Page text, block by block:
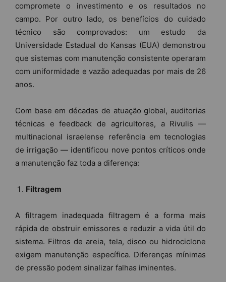
compromete o investimento e os resultados no
campo. Por outro lado, os benefícios do cuidado
técnico são comprovados: um estudo da
Universidade Estadual do Kansas (EUA) demonstrou
que sistemas com manutenção consistente operaram
com uniformidade e vazão adequadas por mais de 26
anos.
Com base em décadas de atuação global, auditorias
técnicas e feedback de agricultores, a Rivulis —
multinacional israelense referência em tecnologias
de irrigação — identificou nove pontos críticos onde
a manutenção faz toda a diferença:
Filtragem
A filtragem inadequada filtragem é a forma mais
rápida de obstruir emissores e reduzir a vida útil do
sistema. Filtros de areia, tela, disco ou hidrociclone
exigem manutenção específica. Diferenças mínimas
de pressão podem sinalizar falhas iminentes.